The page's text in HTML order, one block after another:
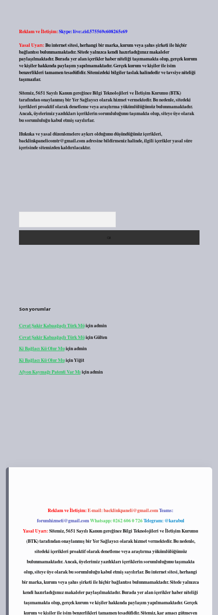
Reklam ve İletişim:Skype: live:.cid.575569c608265c69
Yasal Uyarı:Bu internet sitesi, herhangi bir marka, kurum veya şahıs şirketi ile hiçbir
bağlantısı bulunmamaktadır. Sitede yalnızca kendi hazırladığımız makaleler
paylaşılmaktadır. Burada yer alan içerikler haber niteliği taşımamakta olup, gerçek kurum
ve kişiler hakkında paylaşım yapılmamaktadır. Gerçek kurum ve kişiler ile isim
benzerlikleri tamamen tesadüfidir. Sitemizdeki bilgiler taslak halindedir ve tavsiye niteliği
taşımazlar.
Sitemiz, 5651 Sayılı Kanun gereğince Bilgi Teknolojileri ve İletişim Kurumu (BTK)
tarafından onaylanmış bir Yer Sağlayıcı olarak hizmet vermektedir. Bu nedenle, sitedeki
içerikleri proaktif olarak denetleme veya araştırma yükümlülüğümüz bulunmamaktadır.
Ancak, üyelerimiz yazdıkları içeriklerin sorumluluğunu taşımakta olup, siteye üye olarak
bu sorumluluğu kabul etmiş sayılırlar.
Hukuka ve yasal düzenlemelere aykırı olduğunu düşündüğünüz içerikleri,
backlinkpanelicomtr@gmail.comadresine bildirmeniz halinde, ilgili içerikler yasal süre
içerisinde sitemizden kaldırılacaktır.
Son yorumlar
Cevat Şakir Kabaağaçlı Türk Müiçinadmin
Cevat Şakir Kabaağaçlı Türk MüiçinGülten
Ki Bağlacı Kü Olur Muiçinadmin
Ki Bağlacı Kü Olur MuiçinYiğit
Afyon Kaymağı Patenti Var Mı içinadmin
Reklam ve İletişim:E-mail:backlinkpaneli@gmail.comTeams:
forumhizmeti@gmail.comWhatsapp: 0262 606 0 726Telegram: @karabul
Yasal Uyarı:Sitemiz, 5651 Sayılı Kanun gereğince Bilgi Teknolojileri ve İletişim Kurumu
(BTK) tarafından onaylanmış bir Yer Sağlayıcı olarak hizmet vermektedir. Bu nedenle,
sitedeki içerikleri proaktif olarak denetleme veya araştırma yükümlülüğümüz
bulunmamaktadır. Ancak, üyelerimiz yazdıkları içeriklerin sorumluluğunu taşımakta
olup, siteye üye olarak bu sorumluluğu kabul etmiş sayılırlar. Bu internet sitesi, herhangi
bir marka, kurum veya şahıs şirketi ile hiçbir bağlantısı bulunmamaktadır. Sitede yalnızca
kendi hazırladığımız makaleler paylaşılmaktadır. Burada yer alan içerikler haber niteliği
taşımamakta olup, gerçek kurum ve kişiler hakkında paylaşım yapılmamaktadır. Gerçek
kurum ve kişiler ile isim benzerlikleri tamamen tesadüfidir. Sitemiz, kar amacı gütmeyen